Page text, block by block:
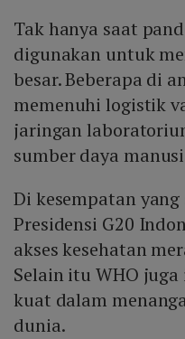
Tak hanya saat
digunakan untuk
besar. Beberapa di
memenuhi logistik
jaringan
sumber daya
Di kesempatan
Presidensi G20
akses kesehatan
Selain itu WHO
kuat dalam
dunia.